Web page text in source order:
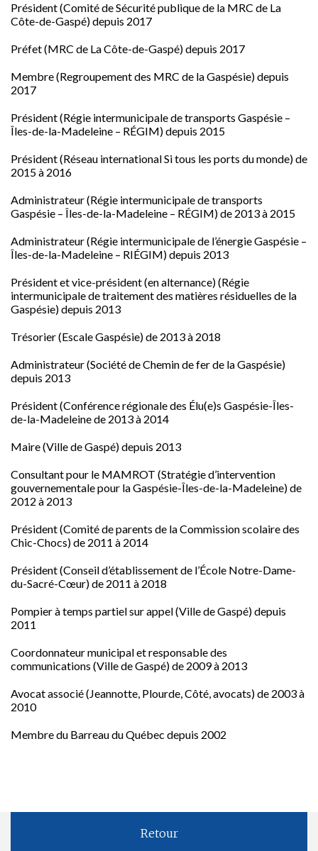
Président (Comité de Sécurité publique de la MRC de La
Côte-de-Gaspé) depuis 2017
Préfet (MRC de La Côte-de-Gaspé) depuis 2017
Membre (Regroupement des MRC de la Gaspésie) depuis
2017
Président (Régie intermunicipale de transports Gaspésie –
Îles-de-la-Madeleine – RÉGIM) depuis 2015
Président (Réseau international Si tous les ports du monde) de
2015 à 2016
Administrateur (Régie intermunicipale de transports
Gaspésie – Îles-de-la-Madeleine – RÉGIM) de 2013 à 2015
Administrateur (Régie intermunicipale de l’énergie Gaspésie –
Îles-de-la-Madeleine – RIÉGIM) depuis 2013
Président et vice-président (en alternance) (Régie
intermunicipale de traitement des matières résiduelles de la
Gaspésie) depuis 2013
Trésorier (Escale Gaspésie) de 2013 à 2018
Administrateur (Société de Chemin de fer de la Gaspésie)
depuis 2013
Président (Conférence régionale des Élu(e)s Gaspésie-Îles-
de-la-Madeleine de 2013 à 2014
Maire (Ville de Gaspé) depuis 2013
Consultant pour le MAMROT (Stratégie d’intervention
gouvernementale pour la Gaspésie-Îles-de-la-Madeleine) de
2012 à 2013
Président (Comité de parents de la Commission scolaire des
Chic-Chocs) de 2011 à 2014
Président (Conseil d’établissement de l’École Notre-Dame-
du-Sacré-Cœur) de 2011 à 2018
Pompier à temps partiel sur appel (Ville de Gaspé) depuis
2011
Coordonnateur municipal et responsable des
communications (Ville de Gaspé) de 2009 à 2013
Avocat associé (Jeannotte, Plourde, Côté, avocats) de 2003 à
2010
Membre du Barreau du Québec depuis 2002
Retour